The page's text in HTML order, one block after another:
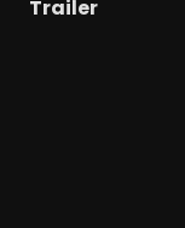
Trailer